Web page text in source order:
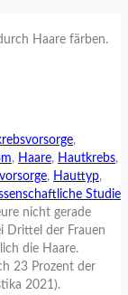
,
, Haare, Hautkrebs,
, Hauttyp,
Studie
nicht gerade
Drittel der Frauen
die Haare.
23 Prozent der
2021).